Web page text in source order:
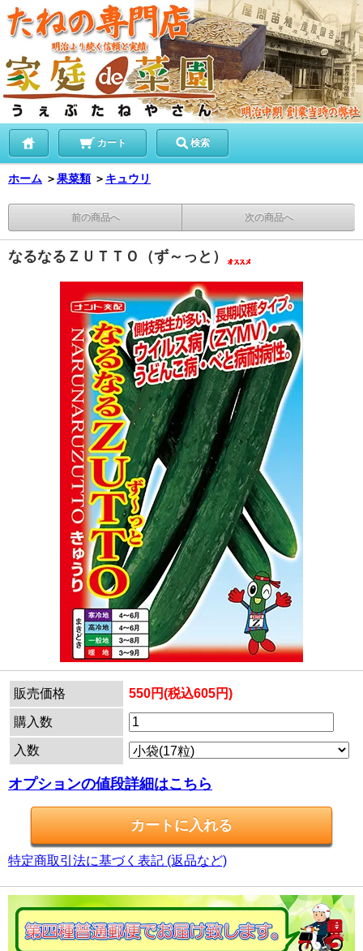
カート 検索
ホーム ＞果菜類 ＞ キュウリ
前の商品へ 次の商品へ
なるなるＺＵＴＴＯ（ず～っと）
販売価格 550円(税込605円)
購入数
入数
オプションの値段詳細はこちら
特定商取引法に基づく表記 (返品など)